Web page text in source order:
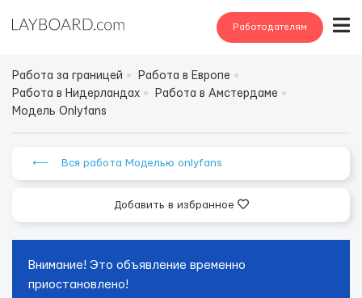
Работодателям
Работа за границей
Работа в Европе
Работа в Нидерландах
Работа в Амстердаме
Модель Onlyfans
⟵ Вся работа Моделью onlyfans
Добавить в избранное
Внимание! Это объявление временно
приостановлено!